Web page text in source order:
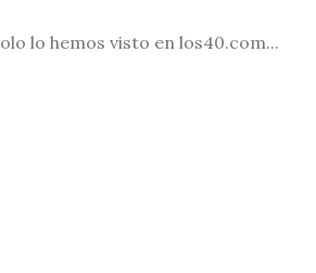
lo hemos visto en los40.com...